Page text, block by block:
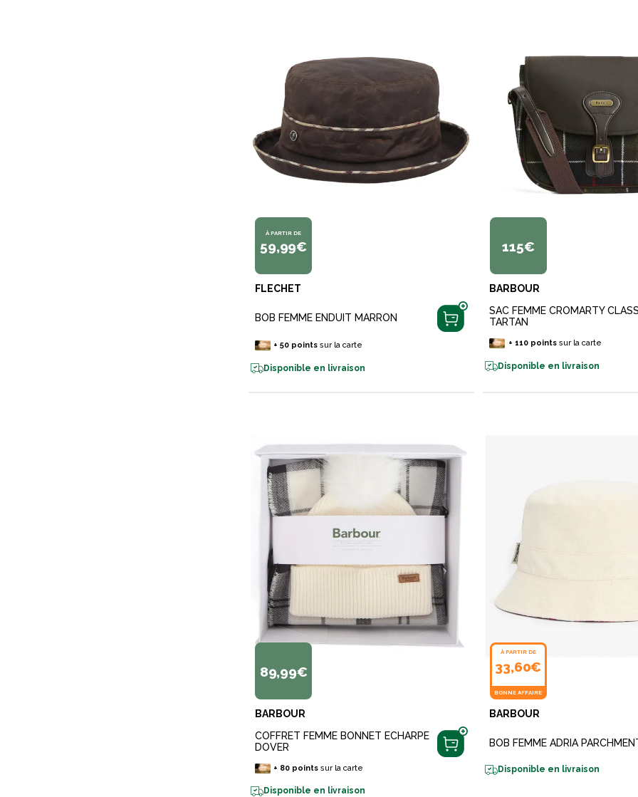
À PARTIR DE
59,99€
FLECHET
BOB FEMME ENDUIT MARRON
+50 points sur la carte
Disponible en livraison
115€
BARBOUR
SAC FEMME CROMARTY
TARTAN
+ 110pointssur la carte
Disponible en livraison
89,99€
BARBOUR
COFFRET FEMME BONNET ECHARPE
DOVER
+ 80 points sur la carte
Disponible en livraison
À PARTIR DE
33,60€
BONNE AFFAIRE
BARBOUR
BOB FEMME ADRIA
Disponible en livraison